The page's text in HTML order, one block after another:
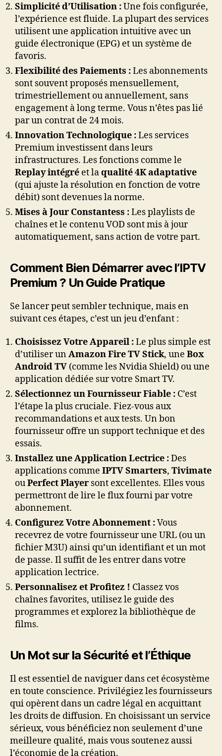
Simplicité d’Utilisation :Une fois configurée,
l’expérience est fluide. La plupart des services
utilisent une application intuitive avec un
guide électronique (EPG) et un système de
favoris.
Flexibilité des Paiements :Les abonnements
sont souvent proposés mensuellement,
trimestriellement ou annuellement, sans
engagement à long terme. Vous n’êtes pas lié
par un contrat de 24 mois.
Innovation Technologique :Les services
Premium investissent dans leurs
infrastructures. Les fonctions comme le
Replay intégré et laqualité 4K adaptative
(qui ajuste la résolution en fonction de votre
débit) sont devenues la norme.
Mises à Jour Constantess :Les playlists de
chaînes et le contenu VOD sont mis à jour
automatiquement, sans action de votre part.
Comment Bien Démarrer avec l’IPTV
Premium ? Un Guide Pratique
Se lancer peut sembler technique, mais en
suivant ces étapes, c’est un jeu d’enfant :
Choisissez Votre Appareil :Le plus simple est
d’utiliser unAmazon Fire TV Stick, une Box
Android TV (comme les Nvidia Shield) ou une
application dédiée sur votre Smart TV.
Sélectionnez un Fournisseur Fiable : C’est
l’étape la plus cruciale. Fiez-vous aux
recommandations et aux tests. Un bon
fournisseur offre un support technique et des
essais.
Installez une Application Lectrice :Des
applications comme IPTV Smarters, Tivimate
ouPerfect Player sont excellentes. Elles vous
permettront de lire le flux fourni par votre
abonnement.
Configurez Votre Abonnement :Vous
recevrez de votre fournisseur une URL (ou un
fichier M3U) ainsi qu’un identifiant et un mot
de passe. Il suffit de les entrer dans votre
application lectrice.
Personnalisez et Profitez ! Classez vos
chaînes favorites, utilisez le guide des
programmes et explorez la bibliothèque de
films.
Un Mot sur la Sécurité et l’Éthique
Il est essentiel de naviguer dans cet écosystème
en toute conscience. Privilégiez les fournisseurs
qui opèrent dans un cadre légal en acquittant
les droits de diffusion. En choisissant un service
sérieux, vous bénéficiez non seulement d’une
meilleure qualité, mais vous soutenez aussi
l’économie de la création.